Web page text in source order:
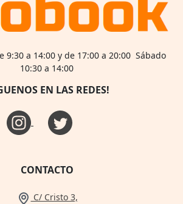
9:30 a 14:00 y de 17:00 a 20:00 Sábado
10:30 a 14:00
EN LAS REDES!
CONTACTO
C/ Cristo 3,